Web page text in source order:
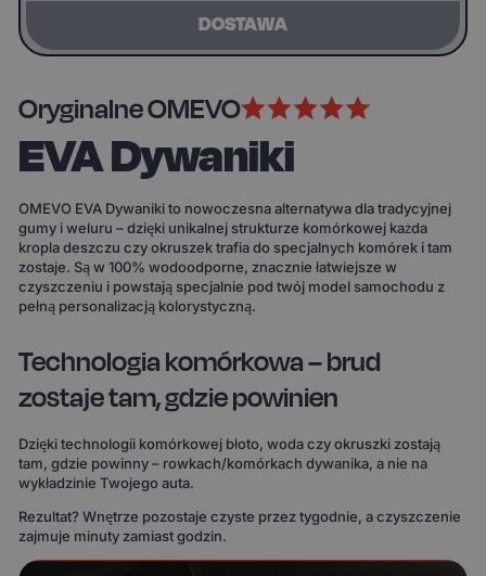
DOSTAWA
Oryginalne OMEVO
EVA Dywaniki
OMEVO EVA Dywaniki to nowoczesna alternatywa dla tradycyjnej
gumy i weluru – dzięki unikalnej strukturze komórkowej każda
kropla deszczu czy okruszek trafia do specjalnych komórek i tam
zostaje. Są w 100% wodoodporne, znacznie łatwiejsze w
czyszczeniu i powstają specjalnie pod twój model samochodu z
pełną personalizacją kolorystyczną.
Technologia komórkowa – brud
zostaje tam, gdzie powinien
Dzięki technologii komórkowej błoto, woda czy okruszki zostają
tam, gdzie powinny – rowkach/komórkach dywanika, a nie na
wykładzinie Twojego auta.
Rezultat? Wnętrze pozostaje czyste przez tygodnie, a czyszczenie
zajmuje minuty zamiast godzin.